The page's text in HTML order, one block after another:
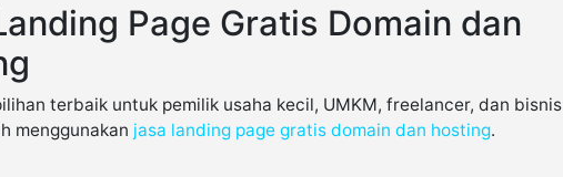
Page Gratis Domain dan
terbaik untuk pemilik usaha kecil, UMKM, freelancer, dan bisnis
menggunakan jasa landing page gratis domain dan hosting.